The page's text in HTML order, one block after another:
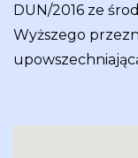
DUN/2016 ze
Wyższego